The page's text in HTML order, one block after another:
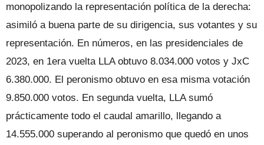
monopolizando la representación política de la derecha:
asimiló a buena parte de su dirigencia, sus votantes y su
representación. En números, en las presidenciales de
2023, en 1era vuelta LLA obtuvo 8.034.000 votos y JxC
6.380.000. El peronismo obtuvo en esa misma votación
9.850.000 votos. En segunda vuelta, LLA sumó
prácticamente todo el caudal amarillo, llegando a
14.555.000 superando al peronismo que quedó en unos